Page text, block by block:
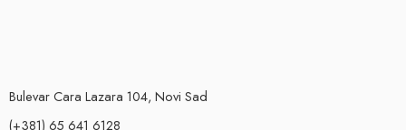
Bulevar Cara Lazara 104, Novi Sad
(+381) 65 641 6128